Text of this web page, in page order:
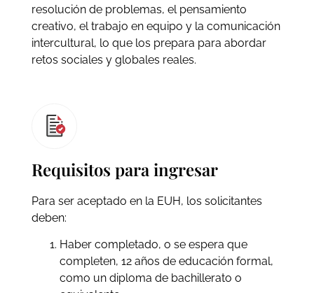
resolución de problemas, el pensamiento
creativo, el trabajo en equipo y la comunicación
intercultural, lo que los prepara para abordar
retos sociales y globales reales.
Requisitos para ingresar
Para ser aceptado en la EUH, los solicitantes
deben:
Haber completado, o se espera que
completen, 12 años de educación formal,
como un diploma de bachillerato o